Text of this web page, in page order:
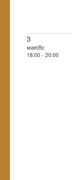
3
мая|Вс
18:00 - 20:00